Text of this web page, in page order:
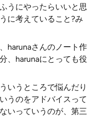
うにやったらいいと思
に考えていること?み
harunaさんのノート作
、harunaにとっても役
いうところで悩んだり
うのをアドバイスって
いっていうのが、第三